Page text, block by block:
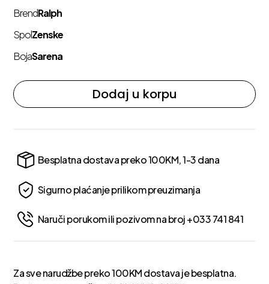
BrendRalph
SpolZenske
BojaSarena
Dodaj u korpu
Besplatna dostava preko 100KM, 1-3 dana
Sigurno plaćanje prilikom preuzimanja
Naruči porukom ili pozivom na broj +033 741 841
Za sve narudžbe preko 100KM dostava je besplatna.